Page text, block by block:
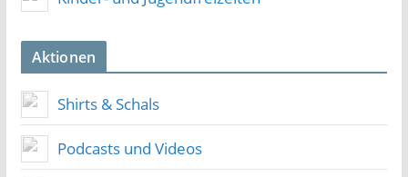
Aktionen
Shirts & Schals
Podcasts und Videos